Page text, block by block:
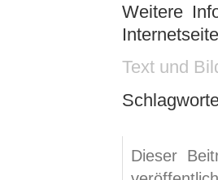
Weitere
Text und
Dieser